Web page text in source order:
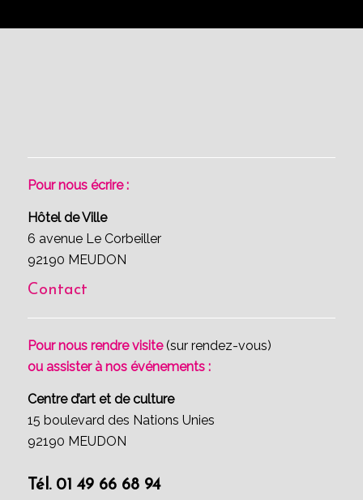
Pour nous écrire :
Hôtel de Ville
6 avenue Le Corbeiller
92190 MEUDON
Contact
Pour nous rendre visite(sur rendez-vous)
ou assister à nos événements :
Centre d’art et de culture
15 boulevard des Nations Unies
92190 MEUDON
Tél. 01 49 66 68 94